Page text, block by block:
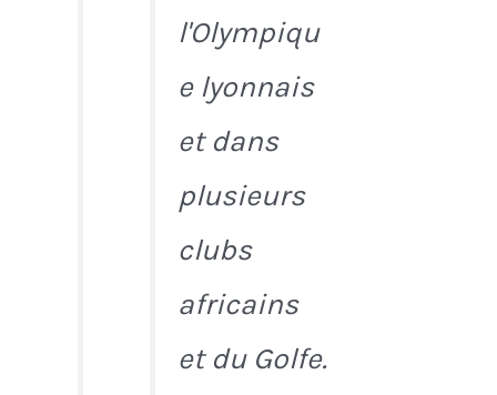
l'Olympiqu
e lyonnais
et dans
plusieurs
clubs
africains
et du Golfe.